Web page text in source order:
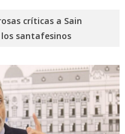
críticas a Sain
los santafesinos